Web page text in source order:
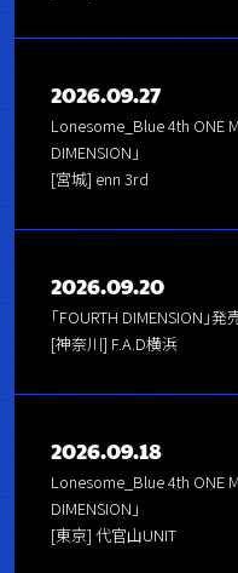
2026.09.27
Lonesome_Blue 4th ONE
DIMENSION」
[宮城] enn 3rd
2026.09.20
「FOURTH DIMENSION」
[神奈川] F.A.D横浜
2026.09.18
Lonesome_Blue 4th ONE
DIMENSION」
[東京] 代官山UNIT